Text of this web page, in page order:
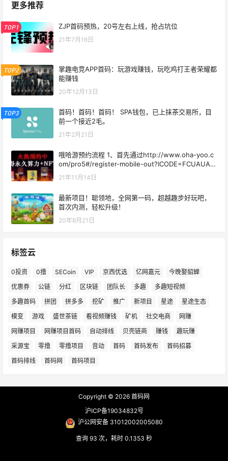
更多推荐
TOP1 ZJP首码预热，20号左右上线，抢占坑位
21年7月16日
TOP2
掌趣电竞APP首码：玩游戏赚钱，玩吃鸡打王者荣耀都
能赚钱
20年12月13日
TOP3
首码！首码！首码！ SPA钱包，已上抹茶交易所，目
前一个接近2毛。
21年2月21日
哦哈游预约流程 1、首先通过http://www.oha-yoo.c
om/pro5#/register-mobile-out?ICODE=FCUAUA并
下载App 2、登录APP点击“预约”—“立即预约”，提示
充值，完成实名认证后，使用微信或支付宝充值都可
21年11月14日
最新项目！聪领地，全网第一码，超越趣步好玩吧，
首次内测，轻松升级！
20年8月21日
标签云
0投资 0撸 SECoin VIP 京西优选 亿网嘉元
今晚娶貂蝉
优惠券
公链 分红 区块链 团队长 多趣
多趣短视频
多趣首码
拼团 拼多多 挖矿 推广 新项目 星途
星途生态
模变
游戏 盛世茶链 看视频赚钱 矿机 社交电商
网赚
网赚项目
网赚项目首码 自动排线 贝壳链商 赚钱
趣玩赚
采源宝
零撸 零撸项目 音动 首码 首码发布
首码招募
首码排线
首码网 首码项目
Copyright © 2026 首码网
沪ICP备19034832号
沪公网安备 31012002005080
查询 93 次，耗时 0.1353 秒